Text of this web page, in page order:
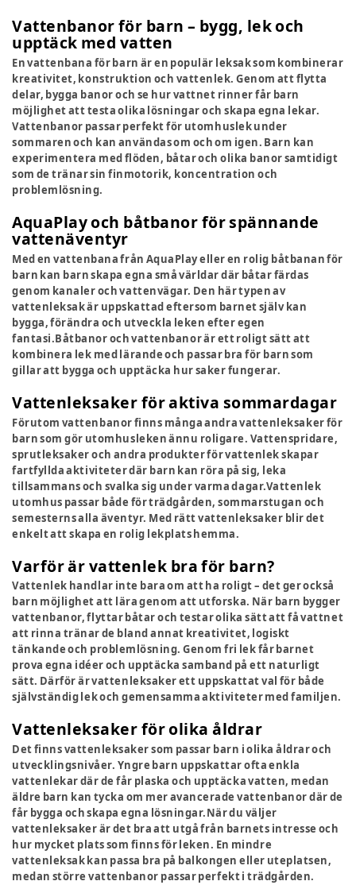
Vattenbanor för barn – bygg, lek och
upptäck med vatten
En vattenbana för barn är en populär leksak som kombinerar
kreativitet, konstruktion och vattenlek. Genom att flytta
delar, bygga banor och se hur vattnet rinner får barn
möjlighet att testa olika lösningar och skapa egna lekar.
Vattenbanor passar perfekt för utomhuslek under
sommaren och kan användas om och om igen. Barn kan
experimentera med flöden, båtar och olika banor samtidigt
som de tränar sin finmotorik, koncentration och
problemlösning.
AquaPlay och båtbanor för spännande
vattenäventyr
Med en vattenbana från AquaPlay eller en rolig båtbanan för
barn kan barn skapa egna små världar där båtar färdas
genom kanaler och vattenvägar. Den här typen av
vattenleksak är uppskattad eftersom barnet själv kan
bygga, förändra och utveckla leken efter egen
fantasi.Båtbanor och vattenbanor är ett roligt sätt att
kombinera lek med lärande och passar bra för barn som
gillar att bygga och upptäcka hur saker fungerar.
Vattenleksaker för aktiva sommardagar
Förutom vattenbanor finns många andravattenleksaker för
barnsom gör utomhusleken ännu roligare. Vattenspridare,
sprutleksaker och andra produkter för vattenlek skapar
fartfyllda aktiviteter där barn kan röra på sig, leka
tillsammans och svalka sig under varma dagar.Vattenlek
utomhus passar både för trädgården, sommarstugan och
semesterns alla äventyr. Med rätt vattenleksaker blir det
enkelt att skapa en rolig lekplats hemma.
Varför är vattenlek bra för barn?
Vattenlek handlar inte bara om att ha roligt – det ger också
barn möjlighet att lära genom att utforska. När barn bygger
vattenbanor, flyttar båtar och testar olika sätt att få vattnet
att rinna tränar de bland annat kreativitet, logiskt
tänkande och problemlösning. Genom fri lek får barnet
prova egna idéer och upptäcka samband på ett naturligt
sätt. Därför är vattenleksaker ett uppskattat val för både
självständig lek och gemensamma aktiviteter med familjen.
Vattenleksaker för olika åldrar
Det finns vattenleksaker som passar barn i olika åldrar och
utvecklingsnivåer. Yngre barn uppskattar ofta enkla
vattenlekar där de får plaska och upptäcka vatten, medan
äldre barn kan tycka om mer avancerade vattenbanor där de
får bygga och skapa egna lösningar.När du väljer
vattenleksaker är det bra att utgå från barnets intresse och
hur mycket plats som finns för leken. En mindre
vattenleksak kan passa bra på balkongen eller uteplatsen,
medan större vattenbanor passar perfekt i trädgården.